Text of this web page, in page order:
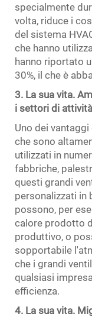
specialmente
volta, riduce i
del sistema
che hanno
hanno riportato
30%, il che è
3. La sua vita.
i settori di attività
Uno dei
che sono
utilizzati in
fabbriche,
questi grandi
personalizzati in
possono, per
calore prodotto
produttivo, o
sopportabile
che i grandi
qualsiasi
efficienza.
4. La sua vita.